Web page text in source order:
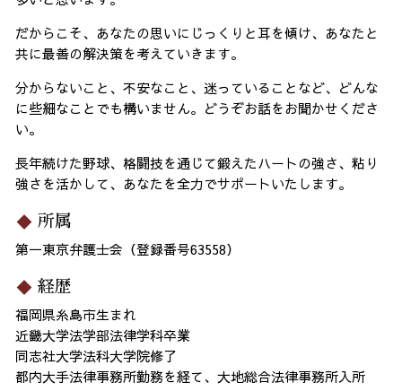
だからこそ、あなたの思いにじっくりと耳を傾け、あなたと
共に最善の解決策を考えていきます。
分からないこと、不安なこと、迷っていることなど、どんな
に些細なことでも構いません。どうぞお話をお聞かせくださ
い。
長年続けた野球、格闘技を通じて鍛えたハートの強さ、粘り
強さを活かして、あなたを全力でサポートいたします。
所属
第一東京弁護士会（登録番号63558）
経歴
福岡県糸島市生まれ
近畿大学法学部法律学科卒業
同志社大学法科大学院修了
都内大手法律事務所勤務を経て、大地総合法律事務所入所